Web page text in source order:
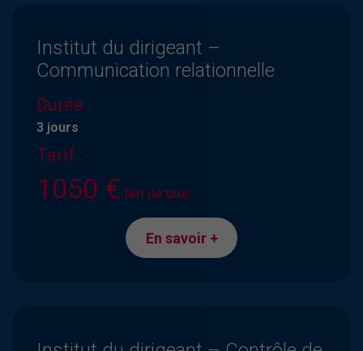
Institut du dirigeant –
Communication relationnelle
Durée :
3 jours
Tarif :
1050 € Net de taxe
En savoir +